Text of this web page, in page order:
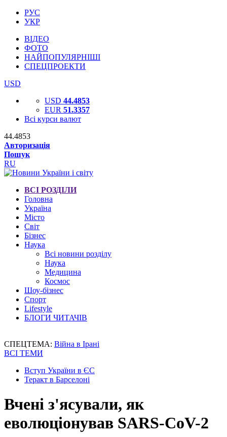
РУС
УКР
ВІДЕО
ФОТО
НАЙПОПУЛЯРНІШІ
СПЕЦПРОЕКТИ
USD
USD 44.4853
EUR 51.3357
Всі курси валют
44.4853
Авторизація
Пошук
RU
ВСІ РОЗДІЛИ
Головна
Україна
Місто
Світ
Бізнес
Наука
Всі новини розділу
Наука
Медицина
Космос
Шоу-бізнес
Спорт
Lifestyle
БЛОГИ ЧИТАЧІВ
СПЕЦТЕМА: Війна в Ірані
ВСІ ТЕМИ
Вступ України в ЄС
Теракт в Барселоні
Вчені з'ясували, як
еволюціонував SARS-CoV-2